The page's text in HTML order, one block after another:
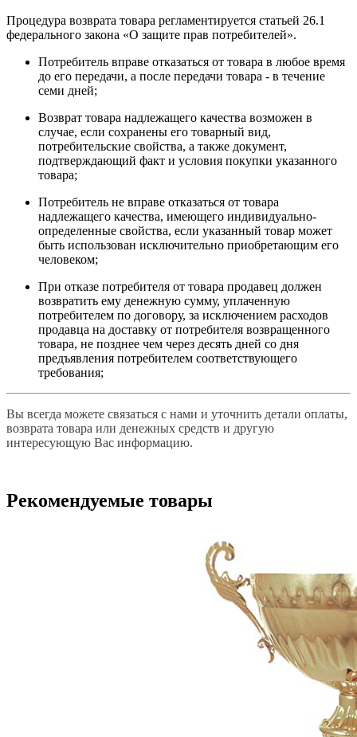
Процедура возврата товара регламентируется статьей 26.1
федерального закона «О защите прав потребителей».
Потребитель вправе отказаться от товара в любое время
до его передачи, а после передачи товара - в течение
семи дней;
Возврат товара надлежащего качества возможен в
случае, если сохранены его товарный вид,
потребительские свойства, а также документ,
подтверждающий факт и условия покупки указанного
товара;
Потребитель не вправе отказаться от товара
надлежащего качества, имеющего индивидуально-
определенные свойства, если указанный товар может
быть использован исключительно приобретающим его
человеком;
При отказе потребителя от товара продавец должен
возвратить ему денежную сумму, уплаченную
потребителем по договору, за исключением расходов
продавца на доставку от потребителя возвращенного
товара, не позднее чем через десять дней со дня
предъявления потребителем соответствующего
требования;
Вы всегда можете связаться с нами и уточнить детали оплаты,
возврата товара или денежных средств и другую
интересующую Вас информацию.
Рекомендуемые товары